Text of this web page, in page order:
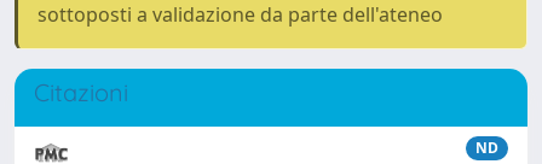
sottoposti a validazione da parte dell'ateneo
Citazioni
ND